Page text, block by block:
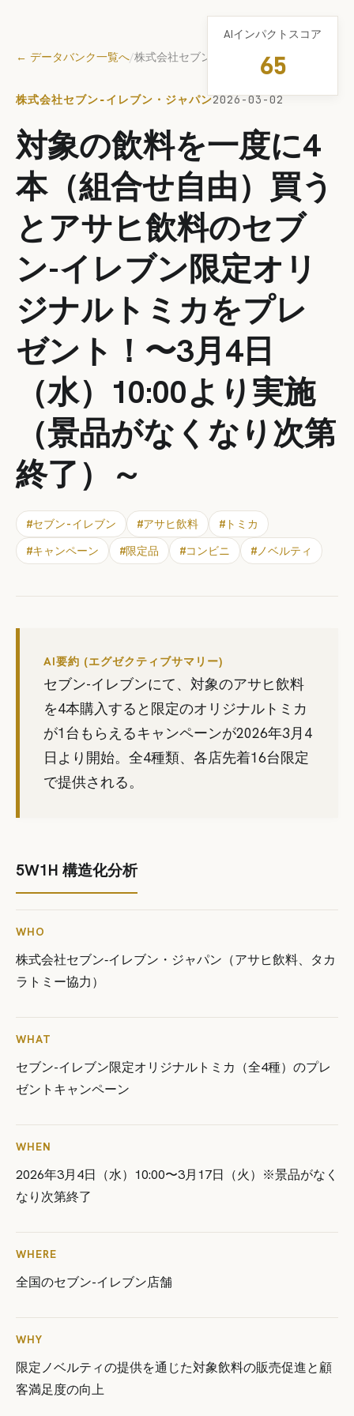
← データバンク一覧へ/株式会社セブン‐イレブン・ジャパン
株式会社セブン‐イレブン・ジャパン2026-03-02
対象の飲料を一度に4
本（組合せ自由）買う
とアサヒ飲料のセブ
ン-イレブン限定オリ
ジナルトミカをプレ
ゼント！〜3月4日
（水）10:00より実施
（景品がなくなり次第
終了）～
#セブン-イレブン #アサヒ飲料 # トミカ
#キャンペーン #限定品 #コンビニ #ノベルティ
AIインパクトスコア
65
AI要約 (エグゼクティブサマリー)
セブン-イレブンにて、対象のアサヒ飲料
を4本購入すると限定のオリジナルトミカ
が1台もらえるキャンペーンが2026年3月4
日より開始。全4種類、各店先着16台限定
で提供される。
5W1H 構造化分析
WHO
株式会社セブン‐イレブン・ジャパン（アサヒ飲料、タカ
ラトミー協力）
WHAT
セブン-イレブン限定オリジナルトミカ（全4種）のプレ
ゼントキャンペーン
WHEN
2026年3月4日（水）10:00〜3月17日（火）※景品がなく
なり次第終了
WHERE
全国のセブン-イレブン店舗
WHY
限定ノベルティの提供を通じた対象飲料の販売促進と顧
客満足度の向上